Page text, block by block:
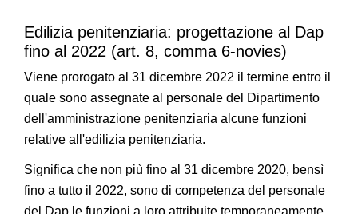
Edilizia penitenziaria: progettazione al Dap
fino al 2022 (art. 8, comma 6-novies)
Viene prorogato al 31 dicembre 2022 il termine entro il
quale sono assegnate al personale del Dipartimento
dell'amministrazione penitenziaria alcune funzioni
relative all'edilizia penitenziaria.
Significa che non più fino al 31 dicembre 2020, bensì
fino a tutto il 2022, sono di competenza del personale
del Dap le funzioni a loro attribuite temporaneamente